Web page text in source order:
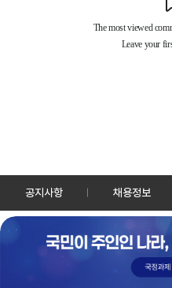
공지사항 채용정보
30128 세종특별자치시 정부
TEL:
Copyrightⓒ KTV 국민